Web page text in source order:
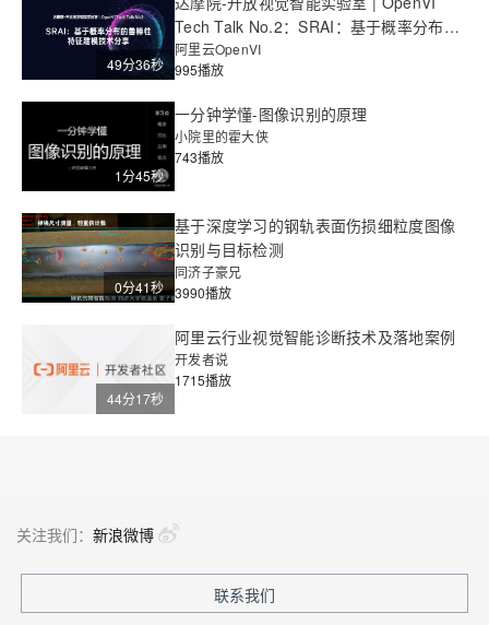
49分36秒
Tech Talk No.2：SRAI：基于概率分布的
鲁棒性特征建模技术分享
阿里云OpenVI
995播放
1分45秒
一分钟学懂-图像识别的原理
小院里的霍大侠
743播放
0分41秒
基于深度学习的钢轨表面伤损细粒度图像
识别与目标检测
同济子豪兄
3990播放
44分17秒
阿里云行业视觉智能诊断技术及落地案例
开发者说
1715播放
关注我们： 新浪微博
联系我们